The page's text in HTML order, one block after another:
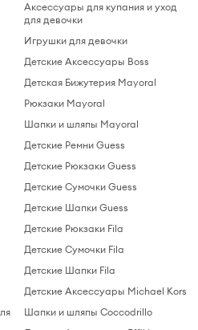
Аксессуары для купания и уход
для девочки
Игрушки для девочки
Детские Аксессуары Boss
Детская Бижутерия Mayoral
Рюкзаки Mayoral
Шапки и шляпы Mayoral
Детские Ремни Guess
Детские Рюкзаки Guess
Детские Сумочки Guess
Детские Шапки Guess
Детские Рюкзаки Fila
Детские Сумочки Fila
Детские Шапки Fila
Детские Аксессуары Michael Kors
Шапки и шляпы Coccodrillo